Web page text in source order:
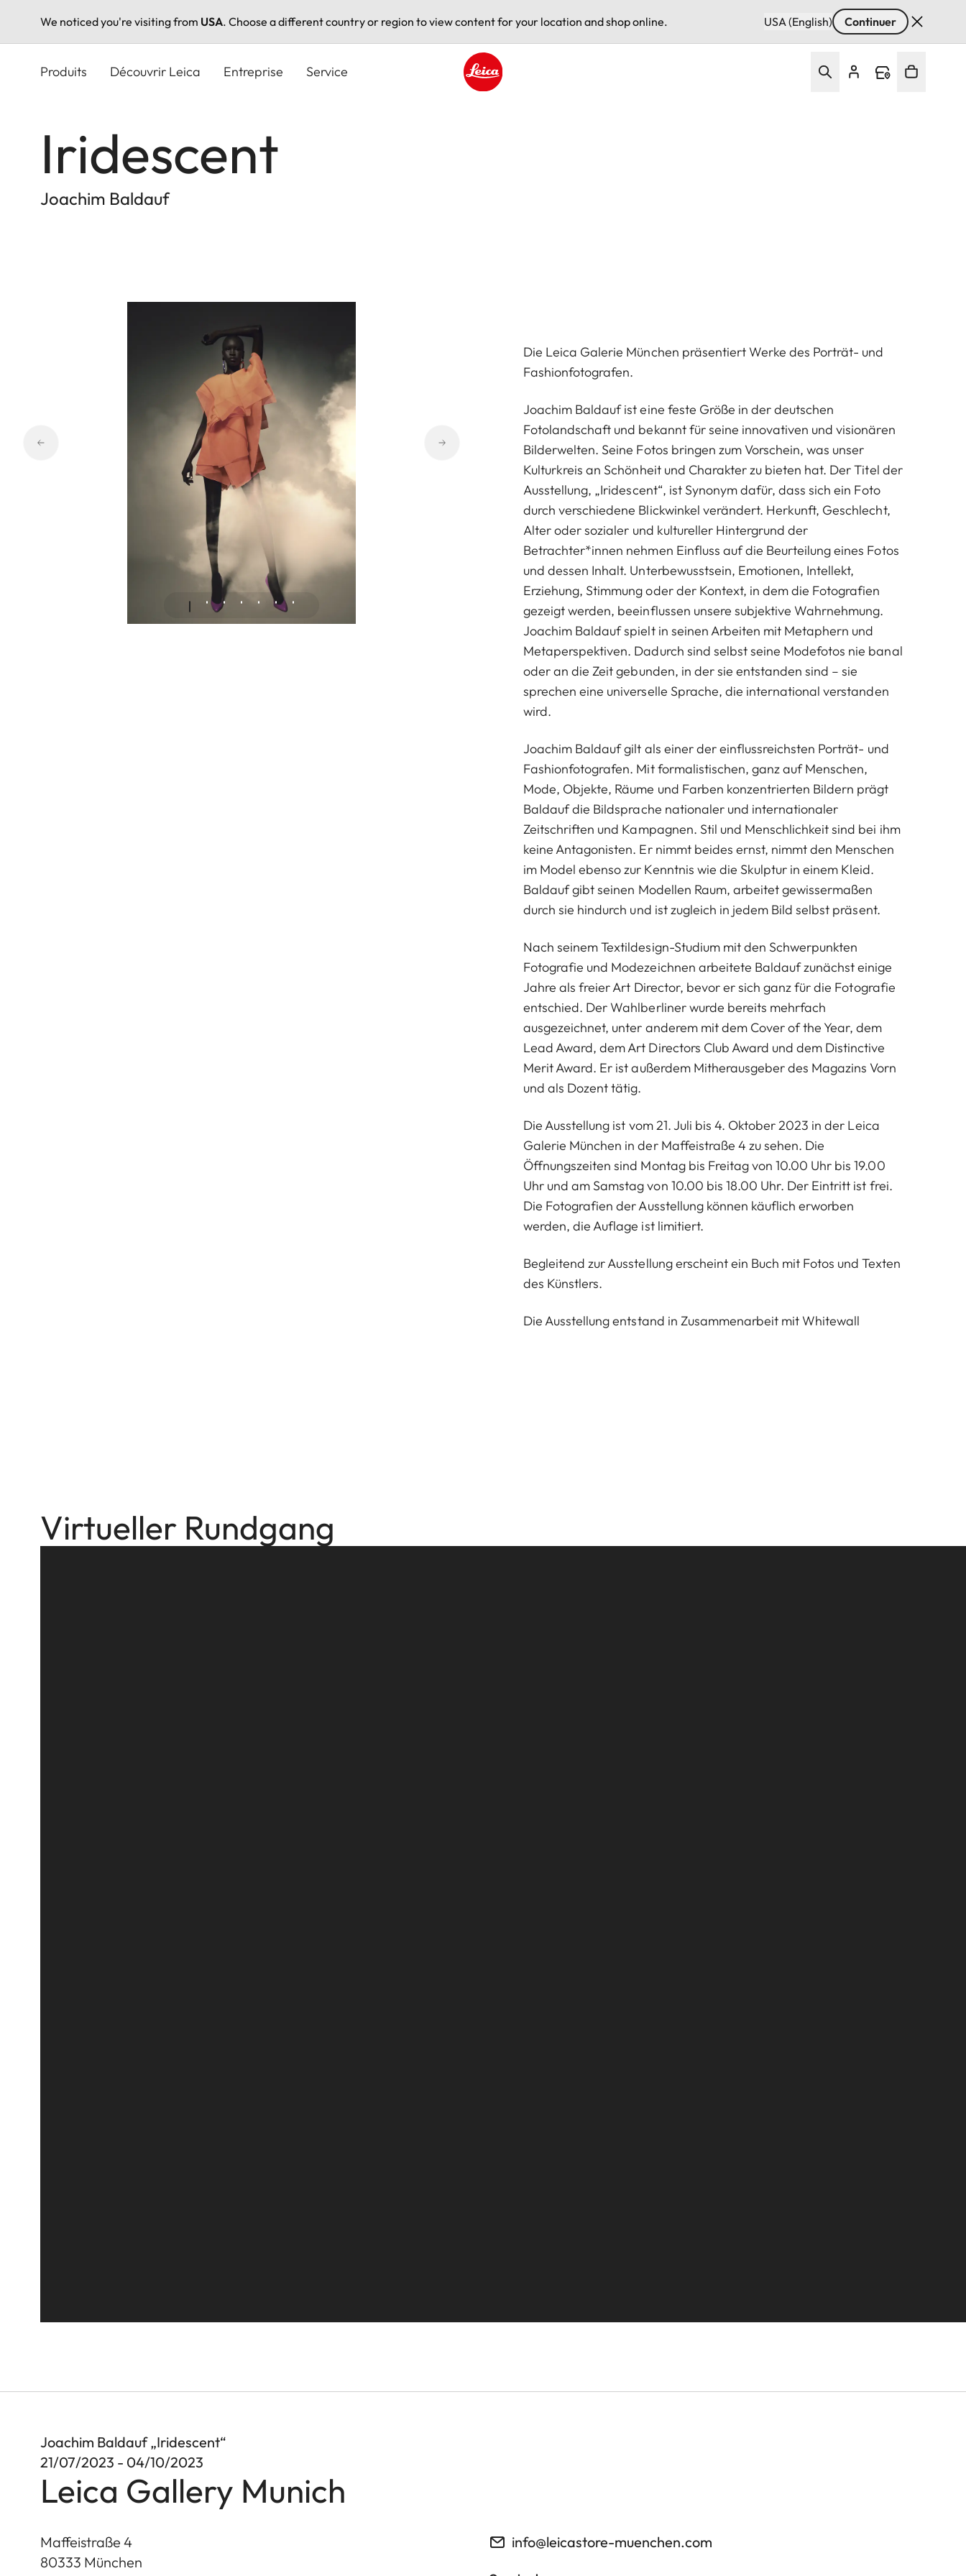
We noticed you're visiting from USA. Choose a different country or region to view content for your location and shop online. USA (English) Continuer
Produits Découvrir Leica Entreprise Service
Iridescent
Joachim Baldauf
Die Leica Galerie München präsentiert Werke des Porträt- und
Fashionfotografen.
Joachim Baldauf ist eine feste Größe in der deutschen
Fotolandschaft und bekannt für seine innovativen und visionären
Bilderwelten. Seine Fotos bringen zum Vorschein, was unser
Kulturkreis an Schönheit und Charakter zu bieten hat. Der Titel der
Ausstellung, „Iridescent“, ist Synonym dafür, dass sich ein Foto
durch verschiedene Blickwinkel verändert. Herkunft, Geschlecht,
Alter oder sozialer und kultureller Hintergrund der
Betrachter*innen nehmen Einfluss auf die Beurteilung eines Fotos
und dessen Inhalt. Unterbewusstsein, Emotionen, Intellekt,
Erziehung, Stimmung oder der Kontext, in dem die Fotografien
gezeigt werden, beeinflussen unsere subjektive Wahrnehmung.
Joachim Baldauf spielt in seinen Arbeiten mit Metaphern und
Metaperspektiven. Dadurch sind selbst seine Modefotos nie banal
oder an die Zeit gebunden, in der sie entstanden sind – sie
sprechen eine universelle Sprache, die international verstanden
wird.
Joachim Baldauf gilt als einer der einflussreichsten Porträt- und
Fashionfotografen. Mit formalistischen, ganz auf Menschen,
Mode, Objekte, Räume und Farben konzentrierten Bildern prägt
Baldauf die Bildsprache nationaler und internationaler
Zeitschriften und Kampagnen. Stil und Menschlichkeit sind bei ihm
keine Antagonisten. Er nimmt beides ernst, nimmt den Menschen
im Model ebenso zur Kenntnis wie die Skulptur in einem Kleid.
Baldauf gibt seinen Modellen Raum, arbeitet gewissermaßen
durch sie hindurch und ist zugleich in jedem Bild selbst präsent.
Nach seinem Textildesign-Studium mit den Schwerpunkten
Fotografie und Modezeichnen arbeitete Baldauf zunächst einige
Jahre als freier Art Director, bevor er sich ganz für die Fotografie
entschied. Der Wahlberliner wurde bereits mehrfach
ausgezeichnet, unter anderem mit dem Cover of the Year, dem
Lead Award, dem Art Directors Club Award und dem Distinctive
Merit Award. Er ist außerdem Mitherausgeber des Magazins Vorn
und als Dozent tätig.
Die Ausstellung ist vom 21. Juli bis 4. Oktober 2023 in der Leica
Galerie München in der Maffeistraße 4 zu sehen. Die
Öffnungszeiten sind Montag bis Freitag von 10.00 Uhr bis 19.00
Uhr und am Samstag von 10.00 bis 18.00 Uhr. Der Eintritt ist frei.
Die Fotografien der Ausstellung können käuflich erworben
werden, die Auflage ist limitiert.
Begleitend zur Ausstellung erscheint ein Buch mit Fotos und Texten
des Künstlers.
Die Ausstellung entstand in Zusammenarbeit mit Whitewall
Virtueller Rundgang
Joachim Baldauf „Iridescent“
21/07/2023 - 04/10/2023
Leica Gallery Munich
Maffeistraße 4
80333 München
info@leicastore-muenchen.com